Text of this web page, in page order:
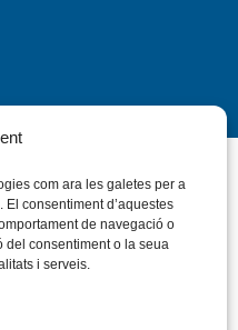
com ara les galetes per a
consentiment d’aquestes
de navegació o
del consentiment o la seua
i serveis.